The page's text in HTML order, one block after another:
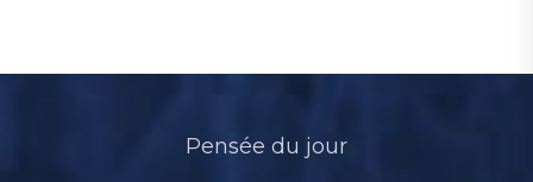
Pensée du jour